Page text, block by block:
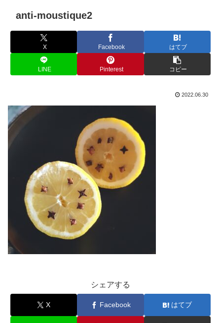
anti-moustique2
X Facebook はてブ
LINE Pinterest コピー
2022.06.30
シェアする
X Facebook はてブ